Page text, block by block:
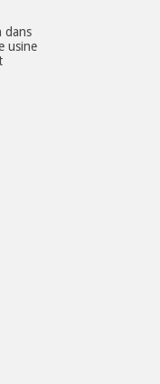
dans
usine